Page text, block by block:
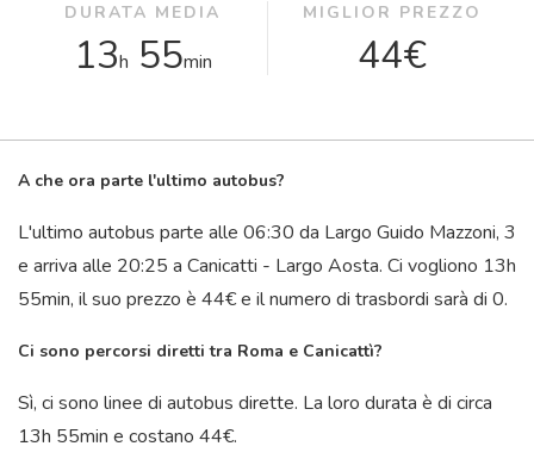
DURATA MEDIA
13h 55min
MIGLIOR PREZZO
44€
A che ora parte l'ultimo autobus?
L'ultimo autobus parte alle 06:30 da Largo Guido Mazzoni, 3
e arriva alle 20:25 a Canicatti - Largo Aosta. Ci vogliono 13h
55min, il suo prezzo è 44€ e il numero di trasbordi sarà di 0.
Ci sono percorsi diretti tra Roma e Canicattì?
Sì, ci sono linee di autobus dirette. La loro durata è di circa
13h 55min e costano 44€.